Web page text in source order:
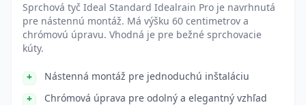
Sprchová tyč Ideal Standard Idealrain Pro je navrhnutá
pre nástennú montáž. Má výšku 60 centimetrov a
chrómovú úpravu. Vhodná je pre bežné sprchovacie
kúty.
Nástenná montáž pre jednoduchú inštaláciu
Chrómová úprava pre odolný a elegantný vzhľad